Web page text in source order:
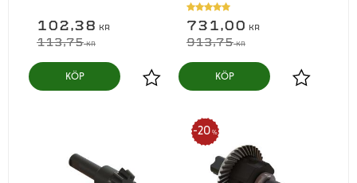
102,38 KR
113,75KR
Lägg till i favoriter
KÖP
731,00 KR
913,75KR
Lägg till i
KÖP
20 %